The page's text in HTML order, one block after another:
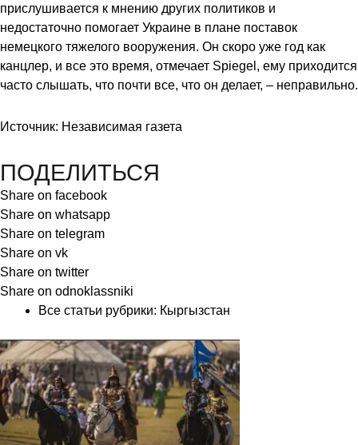
прислушивается к мнению других политиков и
недостаточно помогает Украине в плане поставок
немецкого тяжелого вооружения. Он скоро уже год как
канцлер, и все это время, отмечает Spiegel, ему приходится
часто слышать, что почти все, что он делает, – неправильно.
Источник: Независимая газета
ПОДЕЛИТЬСЯ
Share on facebook
Share on whatsapp
Share on telegram
Share on vk
Share on twitter
Share on odnoklassniki
Все статьи рубрики: Кыргызстан